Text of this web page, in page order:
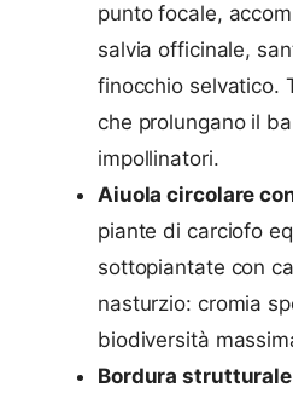
punto focale,
salvia officinale,
finocchio selvatico.
che prolungano il
impollinatori.
Aiuola circolare
piante di carciofo
sottopiantate con
nasturzio: cromia
biodiversità
Bordura